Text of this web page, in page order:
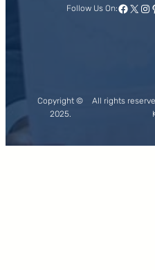
Follow Us On: X
Copyright ©
2025.
All rights